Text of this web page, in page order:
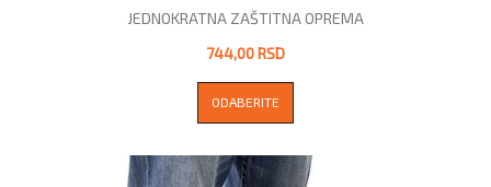
JEDNOKRATNA ZAŠTITNA OPREMA
744,00 RSD
ODABERITE